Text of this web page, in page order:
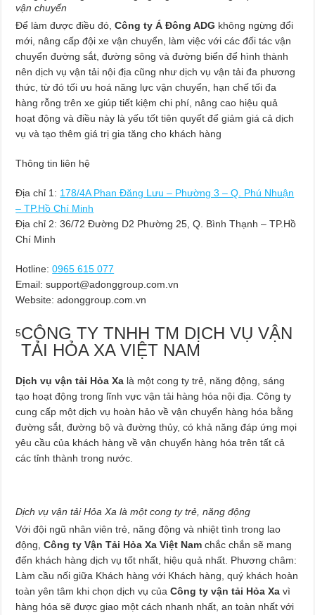
vận chuyển
Để làm được điều đó,Công ty Á Đông ADG không ngừng đổi
mới, nâng cấp đội xe vận chuyển, làm việc với các đối tác vận
chuyển đường sắt, đường sông và đường biển để hình thành
nên dịch vụ vận tải nội địa cũng như dịch vụ vận tải đa phương
thức, từ đó tối ưu hoá năng lực vận chuyển, hạn chế tối đa
hàng rỗng trên xe giúp tiết kiệm chi phí, nâng cao hiệu quả
hoạt động và điều này là yếu tốt tiên quyết để giảm giá cả dịch
vụ và tạo thêm giá trị gia tăng cho khách hàng
Thông tin liên hệ
Địa chỉ 1: 178/4A Phan Đăng Lưu – Phường 3 – Q. Phú Nhuận
– TP.Hồ Chí Minh
Địa chỉ 2: 36/72 Đường D2 Phường 25, Q. Bình Thạnh – TP.Hồ
Chí Minh
Hotline: 0965 615 077
Email: support@adonggroup.com.vn
Website: adonggroup.com.vn
5CÔNG TY TNHH TM DỊCH VỤ VẬN
TẢI HỎA XA VIỆT NAM
Dịch vụ vận tải Hỏa Xa là một cong ty trẻ, năng động, sáng
tạo hoạt động trong lĩnh vực vận tải hàng hóa nội địa. Công ty
cung cấp một dịch vụ hoàn hảo về vận chuyển hàng hóa bằng
đường sắt, đường bộ và đường thủy, có khả năng đáp ứng mọi
yêu cầu của khách hàng về vận chuyển hàng hóa trên tất cả
các tỉnh thành trong nước.
Dịch vụ vận tải Hỏa Xa là một cong ty trẻ, năng động
Với đội ngũ nhân viên trẻ, năng động và nhiệt tình trong lao
động,Công ty Vận Tải Hỏa Xa Việt Nam chắc chắn sẽ mang
đến khách hàng dịch vụ tốt nhất, hiệu quả nhất. Phương châm:
Làm cầu nối giữa Khách hàng với Khách hàng, quý khách hoàn
toàn yên tâm khi chọn dịch vụ củaCông ty vận tải Hỏa Xa vì
hàng hóa sẽ được giao một cách nhanh nhất, an toàn nhất với